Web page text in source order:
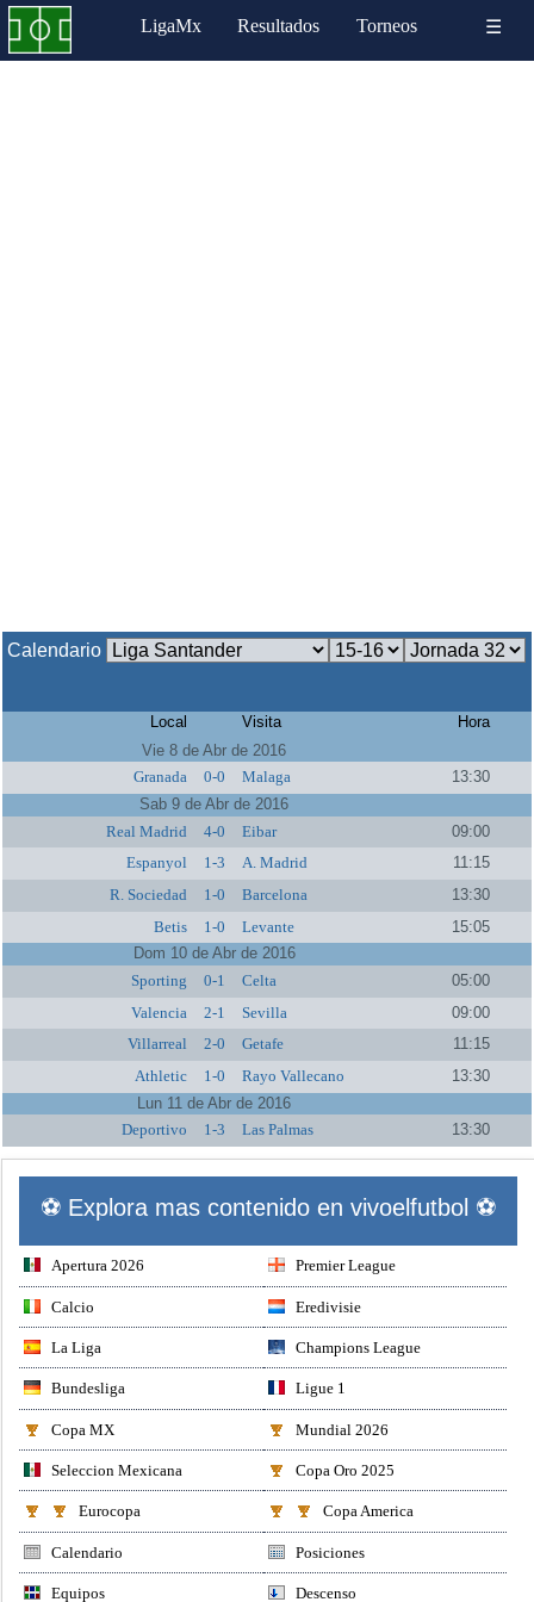
LigaMx Resultados Torneos ☰
Calendario
Local Visita
Hora
Vie 8 de Abr de 2016
Granada
0-0 Malaga
13:30
Sab 9 de Abr de 2016
Real Madrid
4-0 Eibar
09:00
Espanyol
1-3 A. Madrid
11:15
R. Sociedad
1-0 Barcelona
13:30
Betis
1-0 Levante
15:05
Dom 10 de Abr de 2016
Sporting
0-1 Celta
05:00
Valencia
2-1 Sevilla
09:00
Villarreal
2-0 Getafe
11:15
Athletic
1-0 Rayo Vallecano
13:30
Lun 11 de Abr de 2016
Deportivo
1-3 Las Palmas 13:30
⚽ Explora mas contenido en vivoelfutbol ⚽
Apertura 2026 Premier League
Calcio Eredivisie
La Liga Champions League
Bundesliga Ligue 1
Copa MX Mundial 2026
Seleccion Mexicana Copa Oro 2025
Eurocopa Copa America
Calendario Posiciones
Equipos Descenso